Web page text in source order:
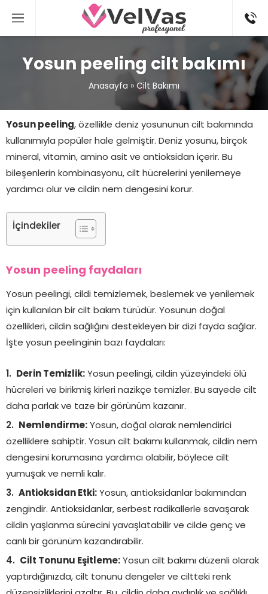
Yosun peeling cilt bakımı
Anasayfa » Cilt Bakımı
Yosun peeling, özellikle deniz yosununun cilt bakımında
kullanımıyla popüler hale gelmiştir. Deniz yosunu, birçok
mineral, vitamin, amino asit ve antioksidan içerir. Bu
bileşenlerin kombinasyonu, cilt hücrelerini yenilemeye
yardımcı olur ve cildin nem dengesini korur.
İçindekiler
Yosun peeling faydaları
Yosun peelingi, cildi temizlemek, beslemek ve yenilemek
için kullanılan bir cilt bakım türüdür. Yosunun doğal
özellikleri, cildin sağlığını destekleyen bir dizi fayda sağlar.
İşte yosun peelinginin bazı faydaları:
Derin Temizlik:Yosun peelingi, cildin yüzeyindeki ölü
hücreleri ve birikmiş kirleri nazikçe temizler. Bu sayede cilt
daha parlak ve taze bir görünüm kazanır.
Nemlendirme:Yosun, doğal olarak nemlendirici
özelliklere sahiptir. Yosun cilt bakımı kullanmak, cildin nem
dengesini korumasına yardımcı olabilir, böylece cilt
yumuşak ve nemli kalır.
Antioksidan Etki:Yosun, antioksidanlar bakımından
zengindir. Antioksidanlar, serbest radikallerle savaşarak
cildin yaşlanma sürecini yavaşlatabilir ve cilde genç ve
canlı bir görünüm kazandırabilir.
Cilt Tonunu Eşitleme:Yosun cilt bakımı düzenli olarak
yaptırdığınızda, cilt tonunu dengeler ve ciltteki renk